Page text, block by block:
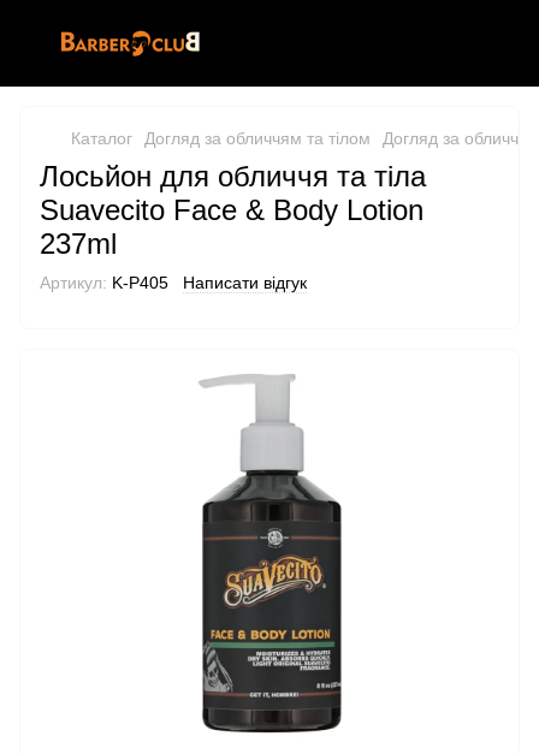
Каталог Догляд за обличчям та тілом Догляд за
Лосьйон для обличчя та тіла
Suavecito Face & Body Lotion
237ml
Артикул: K-P405 Написати відгук